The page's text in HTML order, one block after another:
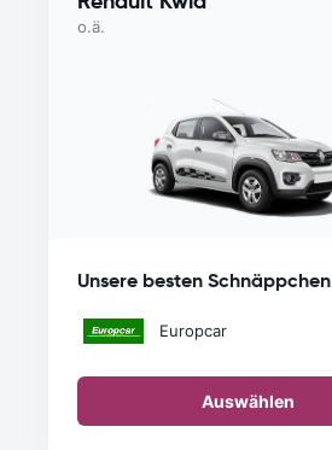
o.ä.
Unsere besten Schnäppchen
Europcar
Auswählen